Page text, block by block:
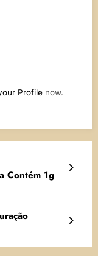
Profile now.
Contém 1g